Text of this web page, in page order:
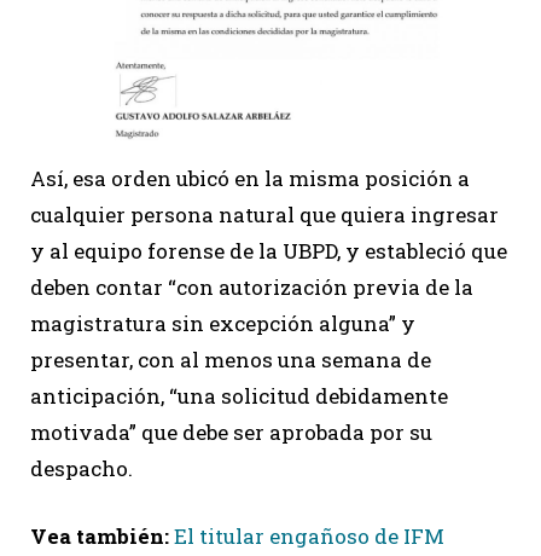
Así, esa orden ubicó en la misma posición a
cualquier persona natural que quiera ingresar
y al equipo forense de la UBPD, y estableció que
deben contar “con autorización previa de la
magistratura sin excepción alguna” y
presentar, con al menos una semana de
anticipación, “una solicitud debidamente
motivada” que debe ser aprobada por su
despacho.
Vea también:El titular engañoso de IFM